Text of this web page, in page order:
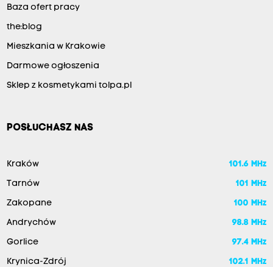
Baza ofert pracy
the:blog
Mieszkania w Krakowie
Darmowe ogłoszenia
Sklep z kosmetykami tolpa.pl
POSŁUCHASZ NAS
Kraków 101.6 MHz
Tarnów 101 MHz
Zakopane 100 MHz
Andrychów 98.8 MHz
Gorlice 97.4 MHz
Krynica-Zdrój 102.1 MHz